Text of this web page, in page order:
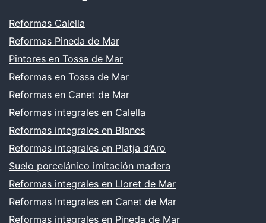
Reformas Calella
Reformas Pineda de Mar
Pintores en Tossa de Mar
Reformas en Tossa de Mar
Reformas en Canet de Mar
Reformas integrales en Calella
Reformas integrales en Blanes
Reformas integrales en Platja d’Aro
Suelo porcelánico imitación madera
Reformas integrales en Lloret de Mar
Reformas Integrales en Canet de Mar
Reformas integrales en Pineda de Mar